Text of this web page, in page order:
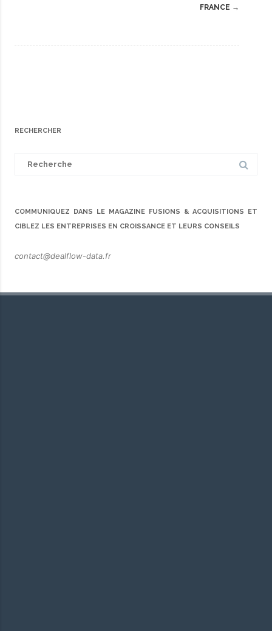
FRANCE →
RECHERCHER
COMMUNIQUEZ DANS LE MAGAZINE FUSIONS & ACQUISITIONS ET
CIBLEZ LES ENTREPRISES EN CROISSANCE ET LEURS CONSEILS
contact@dealflow-data.fr